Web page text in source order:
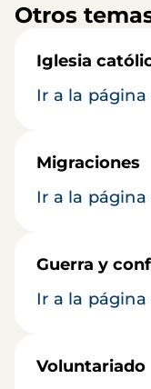
Otros
Iglesia
Ir a la
Migraciones
Ir a la
Guerra y
Ir a la
Voluntariado